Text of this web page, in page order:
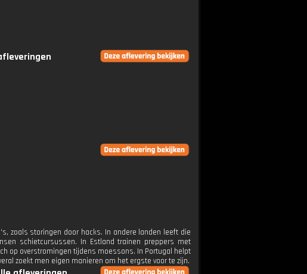
zoals storingen door hacks. In andere landen leeft die
schietcursussen. In Estland trainen preppers met
op overstromingen tijdens moessons. In Portugal helpt
zoekt men eigen manieren om het ergste voor te zijn.